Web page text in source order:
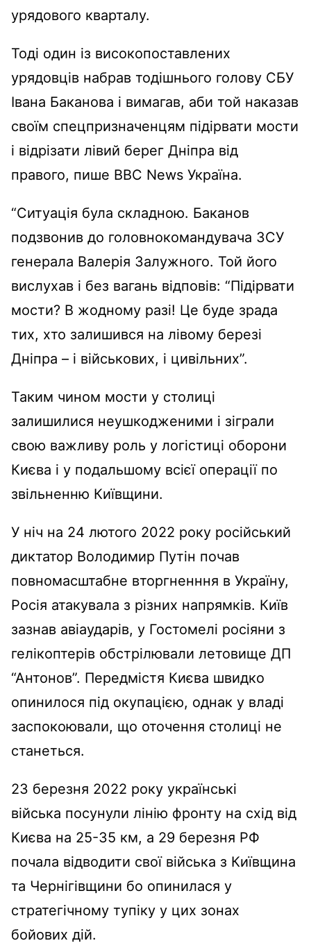
урядового кварталу.
Тоді один із високопоставлених
урядовців набрав тодішнього голову СБУ
Івана Баканова і вимагав, аби той наказав
своїм спецпризначенцям підірвати мости
і відрізати лівий берег Дніпра від
правого, пише BBC News Україна.
“Ситуація була складною. Баканов
подзвонив до головнокомандувача ЗСУ
генерала Валерія Залужного. Той його
вислухав і без вагань відповів: “Підірвати
мости? В жодному разі! Це буде зрада
тих, хто залишився на лівому березі
Дніпра – і військових, і цивільних”.
Таким чином мости у столиці
залишилися неушкодженими і зіграли
свою важливу роль у логістиці оборони
Києва і у подальшому всієї операції по
звільненню Київщини.
У ніч на 24 лютого 2022 року російський
диктатор Володимир Путін почав
повномасштабне вторгненння в Україну,
Росія атакувала з різних напрямків. Київ
зазнав авіаударів, у Гостомелі росіяни з
гелікоптерів обстрілювали летовище ДП
“Антонов”. Передмістя Києва швидко
опинилося під окупацією, однак у владі
заспокоювали, що оточення столиці не
станеться.
23 березня 2022 року українські
війська посунули лінію фронту на схід від
Києва на 25-35 км, а 29 березня РФ
почала відводити свої війська з Київщина
та Чернігівщини бо опинилася у
стратегічному тупіку у цих зонах
бойових дій.